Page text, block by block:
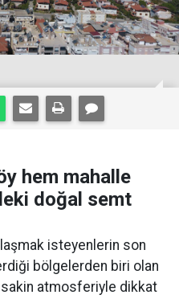
hem mahalle
doğal semt
isteyenlerin son
bölgelerden biri olan
sakin atmosferiyle dikkat